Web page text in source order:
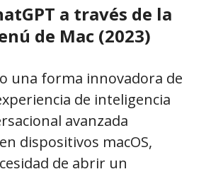
a través de la
de Mac (2023)
una forma innovadora de
de inteligencia
avanzada
dispositivos macOS,
de abrir un